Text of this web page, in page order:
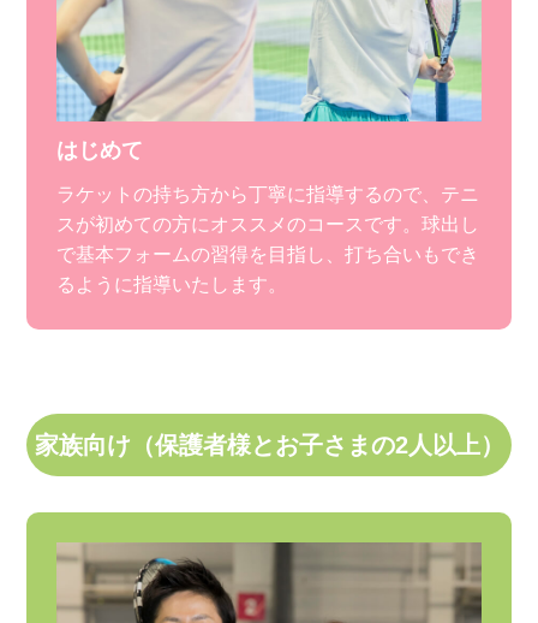
はじめて
ラケットの持ち方から丁寧に指導するので、テニ
スが初めての方にオススメのコースです。球出し
で基本フォームの習得を目指し、打ち合いもでき
るように指導いたします。
家族向け（保護者様とお子さまの2人以上）